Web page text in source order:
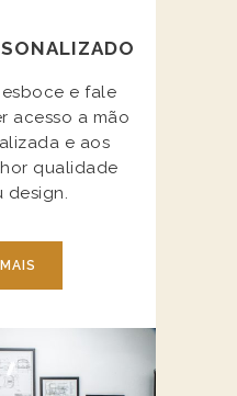
esboce e fale
acesso a mão
e aos
qualidade
design.